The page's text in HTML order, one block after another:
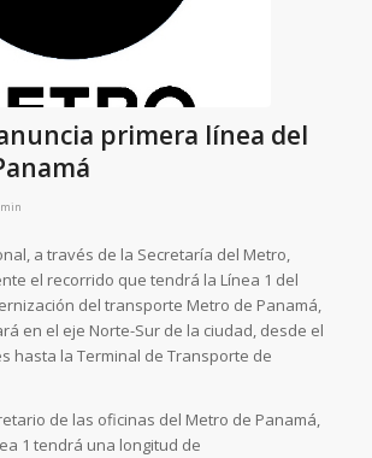
primera línea del
a través de la Secretaría del Metro,
el recorrido que tendrá la Línea 1 del
del transporte Metro de Panamá,
en el eje Norte-Sur de la ciudad, desde el
hasta la Terminal de Transporte de
de las oficinas del Metro de Panamá,
1 tendrá una longitud de